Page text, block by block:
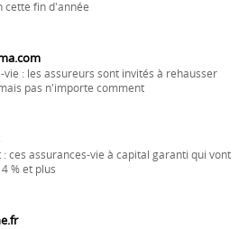
cette fin d'année
vie : les assureurs sont invités à rehausser
pas n'importe comment
: ces assurances-vie à capital garanti qui vont
% et plus